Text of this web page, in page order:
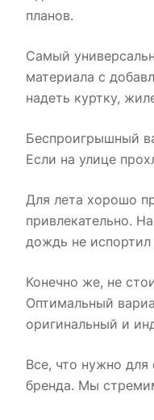
планов.
Самый
материала с
надеть куртку,
Беспроигрышный
Если на улице
Для лета хорошо
привлекательно.
дождь не испортил
Конечно же, не
Оптимальный
оригинальный и
Все, что нужно для
бренда. Мы